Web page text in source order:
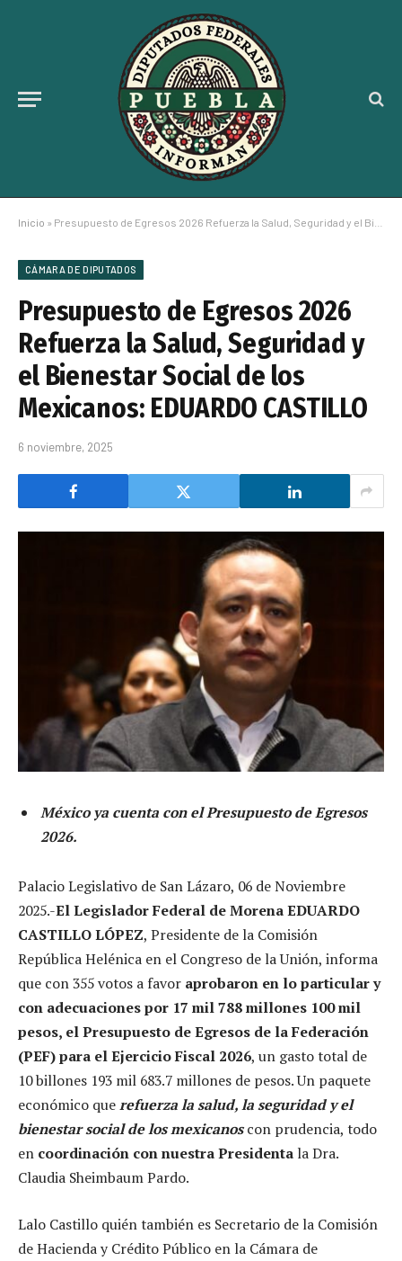
Inicio » Presupuesto de Egresos 2026 Refuerza la Salud, Seguridad y el Bienestar Social de los Mexicanos: EDUARDO CASTILLO
CÁMARA DE DIPUTADOS
Presupuesto de Egresos 2026
Refuerza la Salud, Seguridad y
el Bienestar Social de los
Mexicanos: EDUARDO CASTILLO
6 noviembre, 2025
México ya cuenta con el Presupuesto de Egresos
2026.
Palacio Legislativo de San Lázaro, 06 de Noviembre
2025.-El Legislador Federal de Morena EDUARDO
CASTILLO LÓPEZ, Presidente de la Comisión
República Helénica en el Congreso de la Unión, informa
que con 355 votos a favor aprobaron en lo particular y
con adecuaciones por 17 mil 788 millones 100 mil
pesos, el Presupuesto de Egresos de la Federación
(PEF) para el Ejercicio Fiscal 2026, un gasto total de
10 billones 193 mil 683.7 millones de pesos. Un paquete
económico querefuerza la salud, la seguridad y el
bienestar social de los mexicanoscon prudencia, todo
en coordinación con nuestra Presidenta la Dra.
Claudia Sheimbaum Pardo.
Lalo Castillo quién también es Secretario de la Comisión
de Hacienda y Crédito Público en la Cámara de